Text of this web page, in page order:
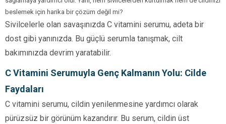
beslemek için harika bir çözüm değil mi?
Sivilcelerle olan savaşınızda C vitamini serumu, adeta bir
dost gibi yanınızda. Bu güçlü serumla tanışmak, cilt
bakımınızda devrim yaratabilir.
C Vitamini Serumuyla Genç Kalmanın Yolu: Cilde
Faydaları
C vitamini serumu, cildin yenilenmesine yardımcı olarak
pürüzsüz bir görünüm kazandırır. Bu serum, cildin üst